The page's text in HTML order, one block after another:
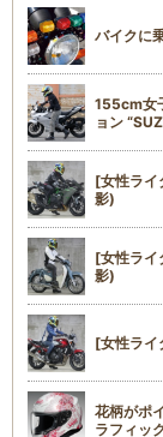
バイクに
155cm女
ョン
[女性ラ
影)
[女性ライ
影)
[女性ラ
花柄がポ
ラフィッ